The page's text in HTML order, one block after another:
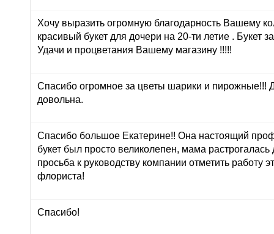
Хочу выразить огромную благодарность Вашему
красивый букет для дочери на 20-ти летие . Букет
Удачи и процветания Вашему магазину !!!!!
Спасибо огромное за цветы шарики и пирожные!!!
довольна.
Спасибо большое Екатерине!! Она настоящий
букет был просто великолепен, мама
просьба к руководству компании отметить работу
флориста!
Спасибо!